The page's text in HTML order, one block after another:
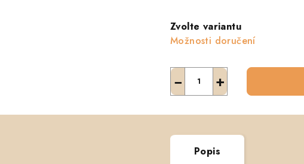
cena:
Zvolte variantu
Možnosti doručení
+
−
Popis